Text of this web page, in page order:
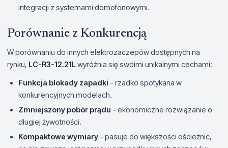
integracji z systemami domofonowymi.
Porównanie z Konkurencją
W porównaniu do innych elektrozaczepów dostępnych na
rynku, LC-R3-12.21Lwyróżnia się swoimi unikalnymi cechami:
Funkcja blokady zapadki - rzadko spotykana w
konkurencyjnych modelach.
Zmniejszony pobór prądu - ekonomiczne rozwiązanie o
długiej żywotności.
Kompaktowe wymiary - pasuje do większości ościeżnic,